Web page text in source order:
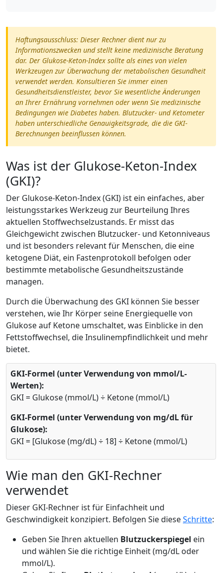
Haftungsausschluss: Dieser Rechner dient nur zu
Informationszwecken und stellt keine medizinische Beratung
dar. Der Glukose-Keton-Index sollte als eines von vielen
Werkzeugen zur Überwachung der metabolischen Gesundheit
verwendet werden. Konsultieren Sie immer einen
Gesundheitsdienstleister, bevor Sie wesentliche Änderungen
an Ihrer Ernährung vornehmen oder wenn Sie medizinische
Bedingungen wie Diabetes haben. Blutzucker- und Ketometer
haben unterschiedliche Genauigkeitsgrade, die die GKI-
Berechnungen beeinflussen können.
Was ist der Glukose-Keton-Index
(GKI)?
Der Glukose-Keton-Index (GKI) ist ein einfaches, aber
leistungsstarkes Werkzeug zur Beurteilung Ihres
aktuellen Stoffwechselzustands. Er misst das
Gleichgewicht zwischen Blutzucker- und Ketonniveaus
und ist besonders relevant für Menschen, die eine
ketogene Diät, ein Fastenprotokoll befolgen oder
bestimmte metabolische Gesundheitszustände
managen.
Durch die Überwachung des GKI können Sie besser
verstehen, wie Ihr Körper seine Energiequelle von
Glukose auf Ketone umschaltet, was Einblicke in den
Fettstoffwechsel, die Insulinempfindlichkeit und mehr
bietet.
GKI-Formel (unter Verwendung von mmol/L-
Werten):
GKI = Glukose (mmol/L) ÷ Ketone (mmol/L)
GKI-Formel (unter Verwendung von mg/dL für
Glukose):
GKI = [Glukose (mg/dL) ÷ 18] ÷ Ketone (mmol/L)
Wie man den GKI-Rechner
verwendet
Dieser GKI-Rechner ist für Einfachheit und
Geschwindigkeit konzipiert. Befolgen Sie dieseSchritte:
Geben Sie Ihren aktuellen Blutzuckerspiegel ein
und wählen Sie die richtige Einheit (mg/dL oder
mmol/L).